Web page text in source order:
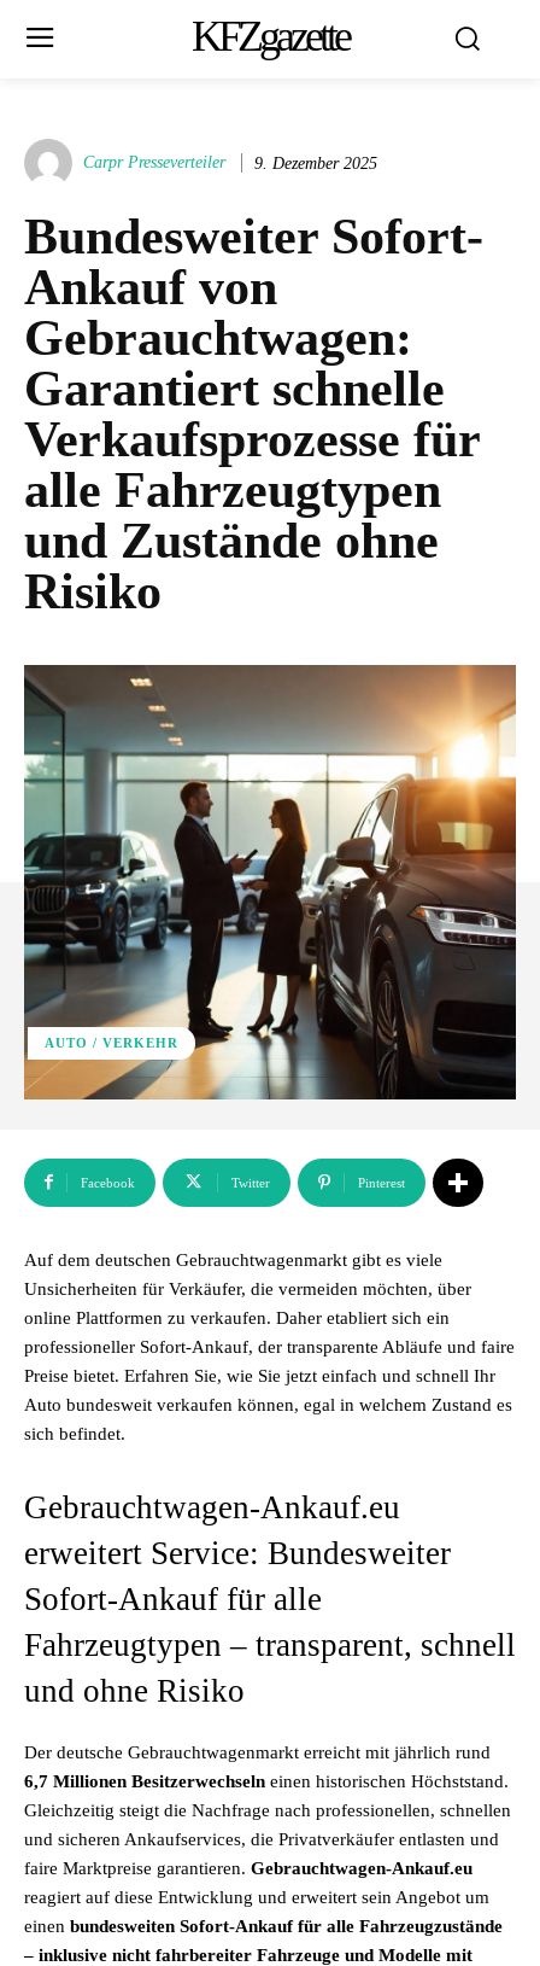
KFZgazette
Carpr Presseverteiler 9. Dezember 2025
Bundesweiter Sofort-
Ankauf von
Gebrauchtwagen:
Garantiert schnelle
Verkaufsprozesse für
alle Fahrzeugtypen
und Zustände ohne
Risiko
AUTO / VERKEHR
Facebook Twitter Pinterest
Auf dem deutschen Gebrauchtwagenmarkt gibt es viele
Unsicherheiten für Verkäufer, die vermeiden möchten, über
online Plattformen zu verkaufen. Daher etabliert sich ein
professioneller Sofort-Ankauf, der transparente Abläufe und faire
Preise bietet. Erfahren Sie, wie Sie jetzt einfach und schnell Ihr
Auto bundesweit verkaufen können, egal in welchem Zustand es
sich befindet.
Gebrauchtwagen-Ankauf.eu
erweitert Service: Bundesweiter
Sofort-Ankauf für alle
Fahrzeugtypen – transparent, schnell
und ohne Risiko
Der deutsche Gebrauchtwagenmarkt erreicht mit jährlich rund
6,7 Millionen Besitzerwechseln einen historischen Höchststand.
Gleichzeitig steigt die Nachfrage nach professionellen, schnellen
und sicheren Ankaufservices, die Privatverkäufer entlasten und
faire Marktpreise garantieren. Gebrauchtwagen-Ankauf.eu
reagiert auf diese Entwicklung und erweitert sein Angebot um
einen bundesweiten Sofort-Ankauf für alle Fahrzeugzustände
– inklusive nicht fahrbereiter Fahrzeuge und Modelle mit